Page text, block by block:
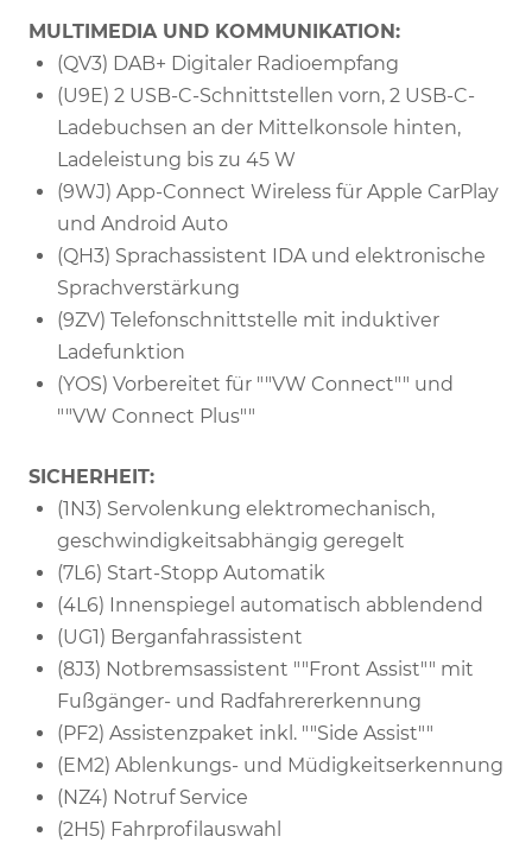
MULTIMEDIA UND KOMMUNIKATION:
(QV3) DAB+ Digitaler Radioempfang
(U9E) 2 USB-C-Schnittstellen vorn, 2 USB-C-
Ladebuchsen an der Mittelkonsole hinten,
Ladeleistung bis zu 45 W
(9WJ) App-Connect Wireless für Apple CarPlay
und Android Auto
(QH3) Sprachassistent IDA und elektronische
Sprachverstärkung
(9ZV) Telefonschnittstelle mit induktiver
Ladefunktion
(YOS) Vorbereitet für ""VW Connect"" und
""VW Connect Plus""
SICHERHEIT:
(1N3) Servolenkung elektromechanisch,
geschwindigkeitsabhängig geregelt
(7L6) Start-Stopp Automatik
(4L6) Innenspiegel automatisch abblendend
(UG1) Berganfahrassistent
(8J3) Notbremsassistent ""Front Assist"" mit
Fußgänger- und Radfahrererkennung
(PF2) Assistenzpaket inkl. ""Side Assist""
(EM2) Ablenkungs- und Müdigkeitserkennung
(NZ4) Notruf Service
(2H5) Fahrprofilauswahl